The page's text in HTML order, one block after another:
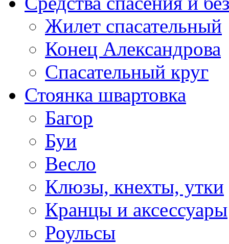
Жилет спасательный
Конец Александрова
Спасательный круг
Стоянка швартовка
Багор
Буи
Весло
Клюзы, кнехты, утки
Кранцы и аксессуары
Роульсы